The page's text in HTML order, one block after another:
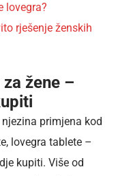
lovegra?
rješenje ženskih
žene –
primjena kod
lovegra tablete –
kupiti. Više od